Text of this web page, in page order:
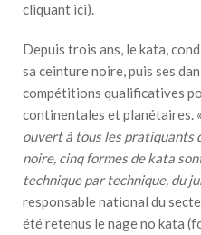
cliquant ici).
Depuis trois ans, le kata,
sa ceinture noire, puis ses
compétitions qualificatives
continentales et planétaires. «
ouvert à tous les
noire, cinq formes de kata
technique par technique, du
responsable national du
été retenus le nage no kata